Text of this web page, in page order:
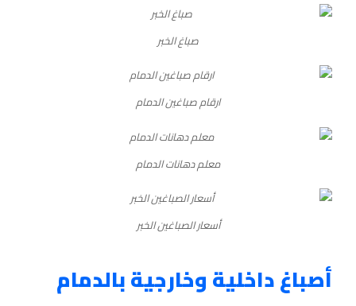
صباغ الخبر
ارقام صباغين الدمام
معلم دهانات الدمام
أسعار الصباغين الخبر
أصباغ داخلية وخارجية بالدمام